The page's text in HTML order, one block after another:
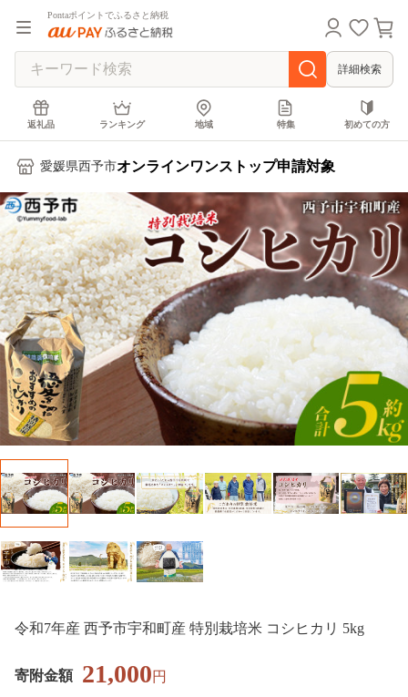
Pontaポイントでふるさと納税
詳細検索
返礼品 ランキング 地域 特集 初めての方
愛媛県西予市オンラインワンストップ申請対象
令和7年産 西予市宇和町産 特別栽培米 コシヒカリ 5kg
寄附金額 21,000円